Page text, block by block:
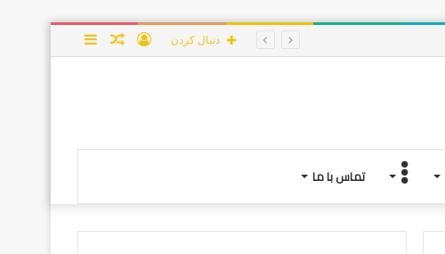
نوشته ورود دنبال کردن
تماس با ما